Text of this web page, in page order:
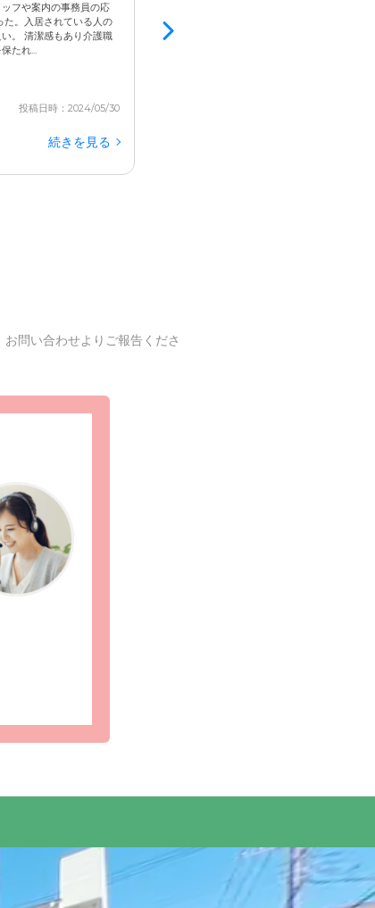
フや案内の事務員の応
た。入居されている人の
。 清潔感もあり介護職
たれ...
投稿日時：2024/05/30
続きを見る
短期利用可能とあったので見学したが実際は不
度が高い方ばかりで、うちの親はまだ元気で周
問い合わせよりご報告くださ